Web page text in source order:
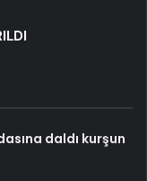
daldı kurşun